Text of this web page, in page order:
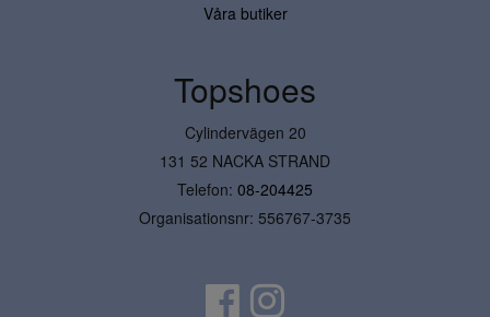
Våra butiker
Topshoes
Cylindervägen 20
131 52 NACKA STRAND
Telefon: 08-204425
Organisationsnr: 556767-3735